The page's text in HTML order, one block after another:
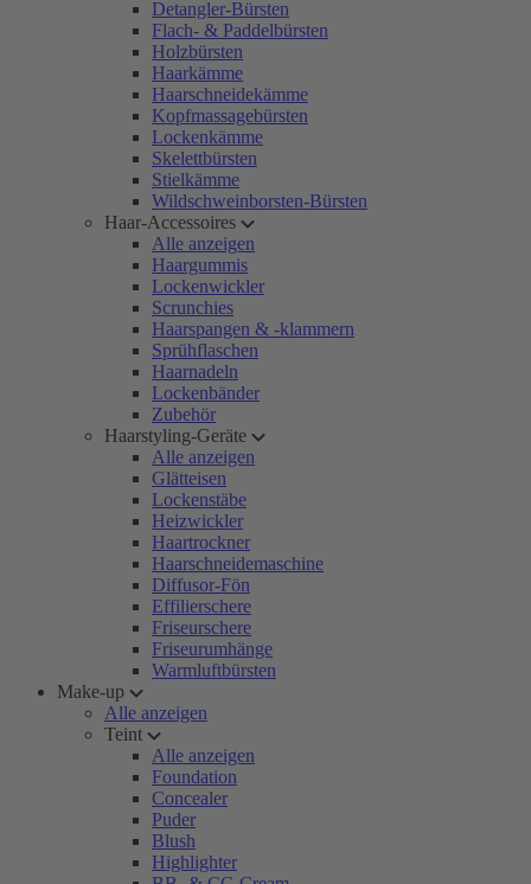
Detangler-Bürsten
Flach- & Paddelbürsten
Holzbürsten
Haarkämme
Haarschneidekämme
Kopfmassagebürsten
Lockenkämme
Skelettbürsten
Stielkämme
Wildschweinborsten-Bürsten
Haar-Accessoires
Alle anzeigen
Haargummis
Lockenwickler
Scrunchies
Haarspangen & -klammern
Sprühflaschen
Haarnadeln
Lockenbänder
Zubehör
Haarstyling-Geräte
Alle anzeigen
Glätteisen
Lockenstäbe
Heizwickler
Haartrockner
Haarschneidemaschine
Diffusor-Fön
Effilierschere
Friseurschere
Friseurumhänge
Warmluftbürsten
Make-up
Alle anzeigen
Teint
Alle anzeigen
Foundation
Concealer
Puder
Blush
Highlighter